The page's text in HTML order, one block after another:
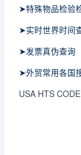
➤特殊物品检验
➤实时世界时间
➤发票真伪查询
➤外贸常用各国
USA HTS CODE